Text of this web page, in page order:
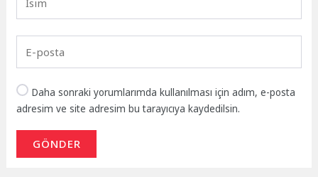
Daha sonraki yorumlarımda kullanılması için adım, e-posta
adresim ve site adresim bu tarayıcıya kaydedilsin.
GÖNDER